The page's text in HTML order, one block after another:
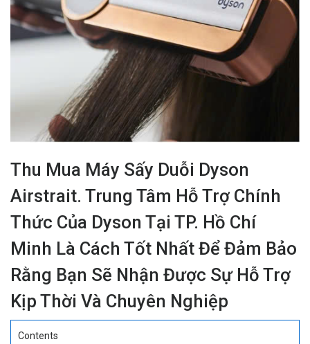
Thu Mua Máy Sấy Duỗi Dyson
Airstrait. Trung Tâm Hỗ Trợ Chính
Thức Của Dyson Tại TP. Hồ Chí
Minh Là Cách Tốt Nhất Để Đảm Bảo
Rằng Bạn Sẽ Nhận Được Sự Hỗ Trợ
Kịp Thời Và Chuyên Nghiệp
Contents